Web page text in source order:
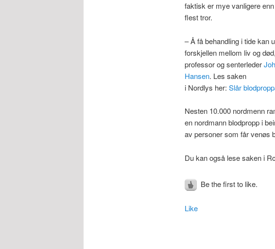
faktisk er mye vanligere
flest tror.
– Å få behandling i tide kan
forskjellen mellom liv og
professor og senterleder
Hansen. Les saken
i Nordlys her: Slår
Nesten 10.000 nordmenn
en nordmann blodpropp i
av personer som får venøs
Du kan også lese saken i
Be the first to like.
Like